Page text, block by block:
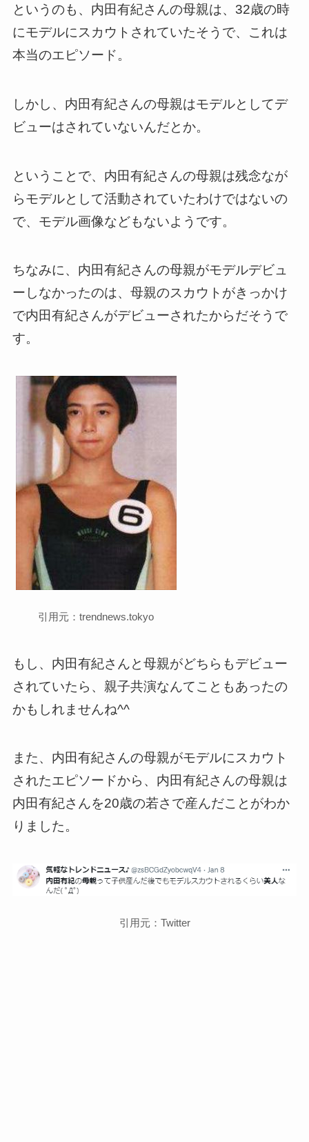
というのも、内田有紀さんの母親は、32歳の時
にモデルにスカウトされていたそうで、これは
本当のエピソード。
しかし、内田有紀さんの母親はモデルとしてデ
ビューはされていないんだとか。
ということで、内田有紀さんの母親は残念なが
らモデルとして活動されていたわけではないの
で、モデル画像などもないようです。
ちなみに、内田有紀さんの母親がモデルデビュ
ーしなかったのは、母親のスカウトがきっかけ
で内田有紀さんがデビューされたからだそうで
す。
引用元：trendnews.tokyo
もし、内田有紀さんと母親がどちらもデビュー
されていたら、親子共演なんてこともあったの
かもしれませんね^^
また、内田有紀さんの母親がモデルにスカウト
されたエピソードから、内田有紀さんの母親は
内田有紀さんを20歳の若さで産んだことがわか
りました。
引用元：Twitter